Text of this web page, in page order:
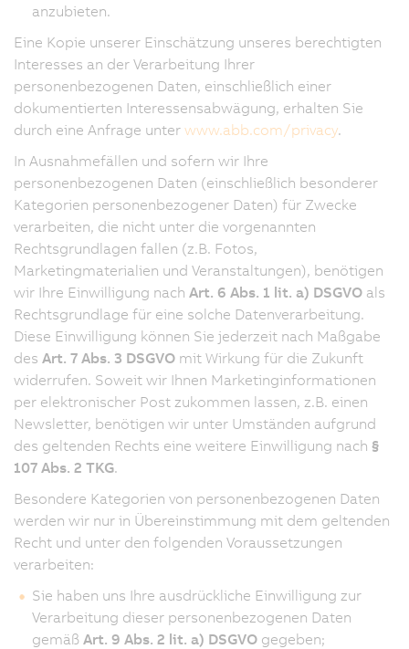
anzubieten.
Eine Kopie unserer Einschätzung unseres berechtigten
Interesses an der Verarbeitung Ihrer
personenbezogenen Daten, einschließlich einer
dokumentierten Interessensabwägung, erhalten Sie
durch eine Anfrage unter www.abb.com/privacy.
In Ausnahmefällen und sofern wir Ihre
personenbezogenen Daten (einschließlich besonderer
Kategorien personenbezogener Daten) für Zwecke
verarbeiten, die nicht unter die vorgenannten
Rechtsgrundlagen fallen (z.B. Fotos,
Marketingmaterialien und Veranstaltungen), benötigen
wir Ihre Einwilligung nach Art. 6 Abs. 1 lit. a) DSGVO als
Rechtsgrundlage für eine solche Datenverarbeitung.
Diese Einwilligung können Sie jederzeit nach Maßgabe
des Art. 7 Abs. 3 DSGVO mit Wirkung für die Zukunft
widerrufen. Soweit wir Ihnen Marketinginformationen
per elektronischer Post zukommen lassen, z.B. einen
Newsletter, benötigen wir unter Umständen aufgrund
des geltenden Rechts eine weitere Einwilligung nach §
107 Abs. 2 TKG.
Besondere Kategorien von personenbezogenen Daten
werden wir nur in Übereinstimmung mit dem geltenden
Recht und unter den folgenden Voraussetzungen
verarbeiten:
Sie haben uns Ihre ausdrückliche Einwilligung zur
Verarbeitung dieser personenbezogenen Daten
gemäß Art. 9 Abs. 2 lit. a) DSGVO gegeben;